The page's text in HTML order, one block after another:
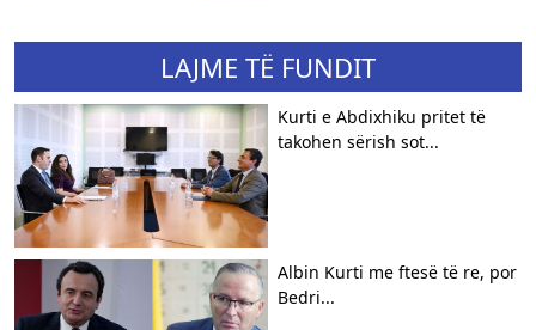
LAJME TË FUNDIT
Kurti e Abdixhiku pritet të
takohen sërish sot...
Albin Kurti me ftesë të re, por
Bedri...